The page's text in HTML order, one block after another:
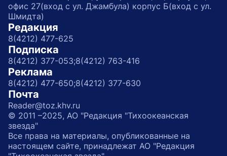
офис 27(вход с ул. Джамбула) корпус Б(вход с ул.
Шмидта)
Редакция
8(4212) 477-625
Подписка
8(4212) 377-053;8(4212) 763-416
Реклама
8(4212) 477-650;8(4212) 377-630
Почта
Reader@toz.khv.ru
© 2011 –2025, АО "Редакция "Тихоокеанская
звезда"
Все права на материалы, опубликованные на
настоящем сайте, принадлежат АО "Редакция